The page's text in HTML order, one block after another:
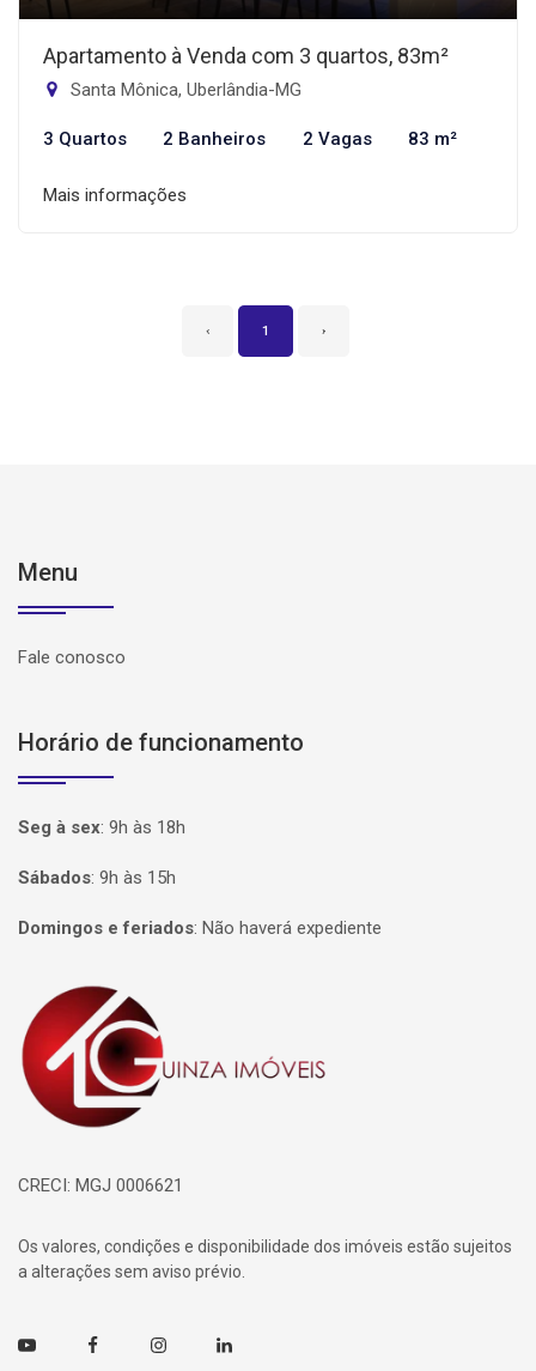
Apartamento à Venda com 3 quartos, 83m²
Santa Mônica, Uberlândia-MG
3 Quartos 2 Banheiros 2 Vagas 83 m²
Mais informações
‹ 1 ›
Menu
Fale conosco
Horário de funcionamento
Seg à sex: 9h às 18h
Sábados: 9h às 15h
Domingos e feriados: Não haverá expediente
Página inicial
CRECI: MGJ 0006621
Os valores, condições e disponibilidade dos imóveis estão sujeitos
a alterações sem aviso prévio.
Youtube FacebookInstagramLinkedin